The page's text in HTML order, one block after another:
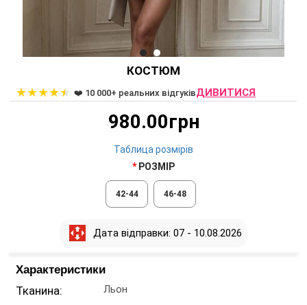
КОСТЮМ
★★★★★ ❤️ 10 000+ реальних відгуківДИВИТИСЯ
980.00грн
Таблица розмірів
РОЗМІР
42-44 46-48
Дата відправки: 07 - 10.08.2026
Характеристики
Тканина: Льон